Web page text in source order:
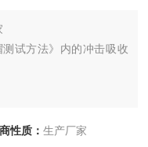
试方法》内的冲击吸收
性质： 生产厂家